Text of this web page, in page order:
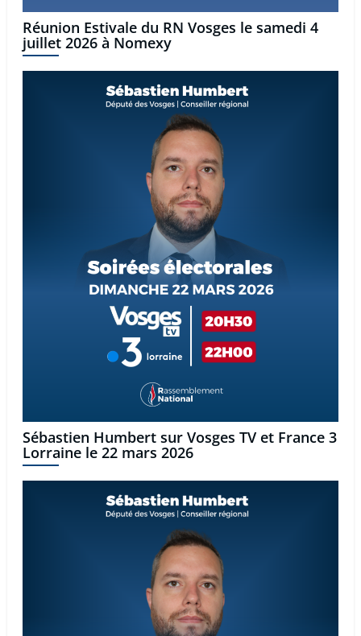
Réunion Estivale du RN Vosges le samedi 4
juillet 2026 à Nomexy
Sébastien Humbert sur Vosges TV et France 3
Lorraine le 22 mars 2026